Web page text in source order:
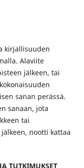
kirjallisuuden
Alaviite
jälkeen, tai
sanan perässä.
sanaan, jota
tai
nootti kattaa
TUTKIMUKSET